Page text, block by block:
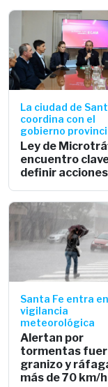
La ciudad de
coordina con el
gobierno
Ley de
encuentro
definir acciones
Santa Fe entra en
vigilancia
meteorológica
Alertan por
tormentas
granizo y
más de 70 km/h